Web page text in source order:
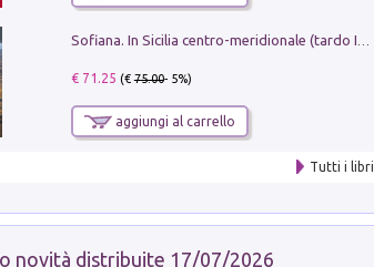
€ 71.25 (€75.00- 5%)
aggiungi al carrello
Tutti i libri
novità distribuite 17/07/2026